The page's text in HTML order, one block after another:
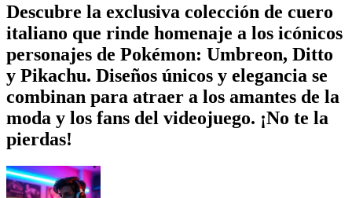
Descubre la exclusiva colección de cuero
italiano que rinde homenaje a los icónicos
personajes de Pokémon: Umbreon, Ditto
y Pikachu. Diseños únicos y elegancia se
combinan para atraer a los amantes de la
moda y los fans del videojuego. ¡No te la
pierdas!